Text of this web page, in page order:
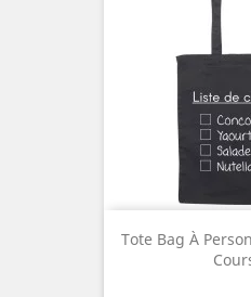
Tote Bag À